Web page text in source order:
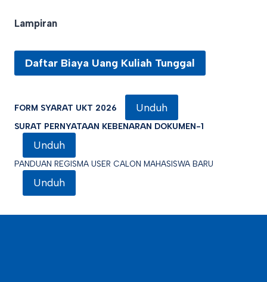
Lampiran
Daftar Biaya Uang Kuliah Tunggal
FORM SYARAT UKT 2026 Unduh
SURAT PERNYATAAN KEBENARAN DOKUMEN-1
Unduh
PANDUAN REGISMA USER CALON MAHASISWA BARU
Unduh